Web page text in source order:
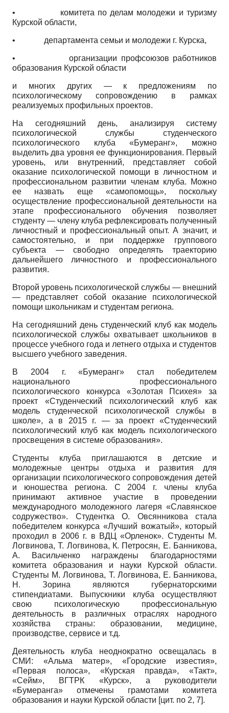
• комитета по делам молодежи и туризму
Курской области,
• департамента семьи и молодежи г. Курска,
• организации профсоюзов работников
образования Курской области
и многих других — к предложениям по
психологическому сопровождению в рамках
реализуемых профильных проектов.
На сегодняшний день, анализируя систему
психологической службы студенческого
психологического клуба «Бумеранг», можно
выделить два уровня ее функционирования. Первый
уровень, или внутренний, представляет собой
оказание психологической помощи в личностном и
профессиональном развитии членам клуба. Можно
ее назвать еще «самопомощь», поскольку
осуществление профессиональной деятельности на
этапе профессионального обучения позволяет
студенту — члену клуба рефлексировать полученный
личностный и профессиональный опыт. А значит, и
самостоятельно, и при поддержке группового
субъекта — свободно определять траекторию
дальнейшего личностного и профессионального
развития.
Второй уровень психологической службы — внешний
— представляет собой оказание психологической
помощи школьникам и студентам региона.
На сегодняшний день студенческий клуб как модель
психологической службы охватывает школьников в
процессе учебного года и летнего отдыха и студентов
высшего учебного заведения.
В 2004 г. «Бумеранг» стал победителем
национального профессионального
психологического конкурса «Золотая Психея» за
проект «Студенческий психологический клуб как
модель студенческой психологической службы в
школе», а в 2015 г. — за проект «Студенческий
психологический клуб как модель психологического
просвещения в системе образования».
Студенты клуба приглашаются в детские и
молодежные центры отдыха и развития для
организации психологического сопровождения детей
и юношества региона. С 2004 г. члены клуба
принимают активное участие в проведении
международного молодежного лагеря «Славянское
содружество». Студентка О. Ов­сянникова стала
победителем конкурса «Лучший вожатый», который
проходил в 2006 г. в ВДЦ «Орленок». Студенты М.
Логвинова, Т. Логвинова, К. Петросян, Е. Банникова,
А. Васильченко награждены благодарностями
комитета образования и науки Курской области.
Студенты М. Логвинова, Т. Логвинова, Е. Банникова,
Н. Зорина являются губернаторскими
стипендиатами. Выпускники клуба осуществляют
свою психологическую профессиональную
деятельность в различных отраслях народного
хозяйства страны: образовании, медицине,
производстве, сервисе и т.д.
Деятельность клуба неоднократно освещалась в
СМИ: «Альма матер», «Городские известия»,
«Первая полоса», «Курская правда», «Такт»,
«Сейм», ВГТРК «Курск», а руководители
«Бумеранга» отмечены грамотами комитета
образования и науки Курской области [цит. по 2, 7].